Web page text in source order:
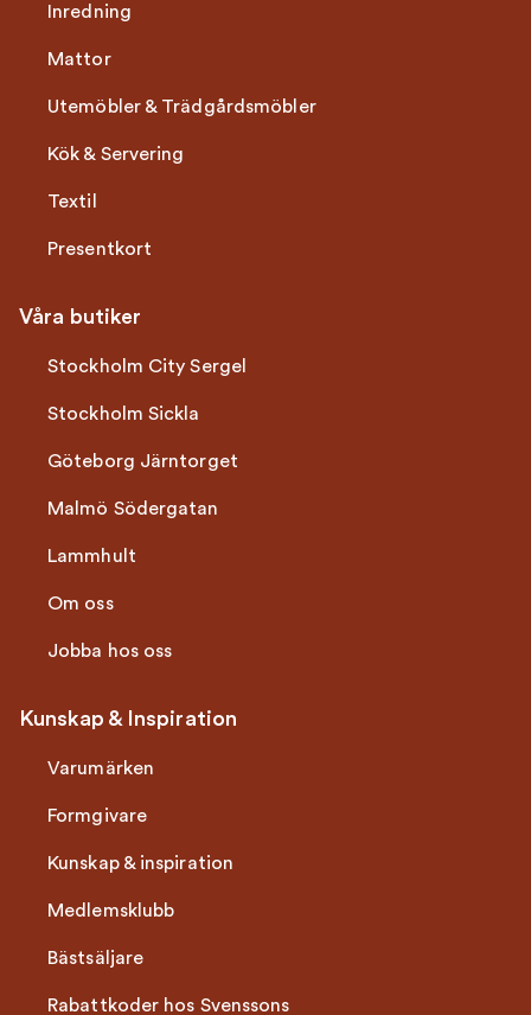
Inredning
Mattor
Utemöbler & Trädgårdsmöbler
Kök & Servering
Textil
Presentkort
Våra butiker
Stockholm City Sergel
Stockholm Sickla
Göteborg Järntorget
Malmö Södergatan
Lammhult
Om oss
Jobba hos oss
Kunskap & Inspiration
Varumärken
Formgivare
Kunskap & inspiration
Medlemsklubb
Bästsäljare
Rabattkoder hos Svenssons